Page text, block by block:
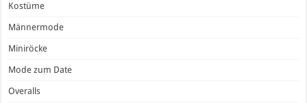
Kostüme
Männermode
Miniröcke
Mode zum Date
Overalls